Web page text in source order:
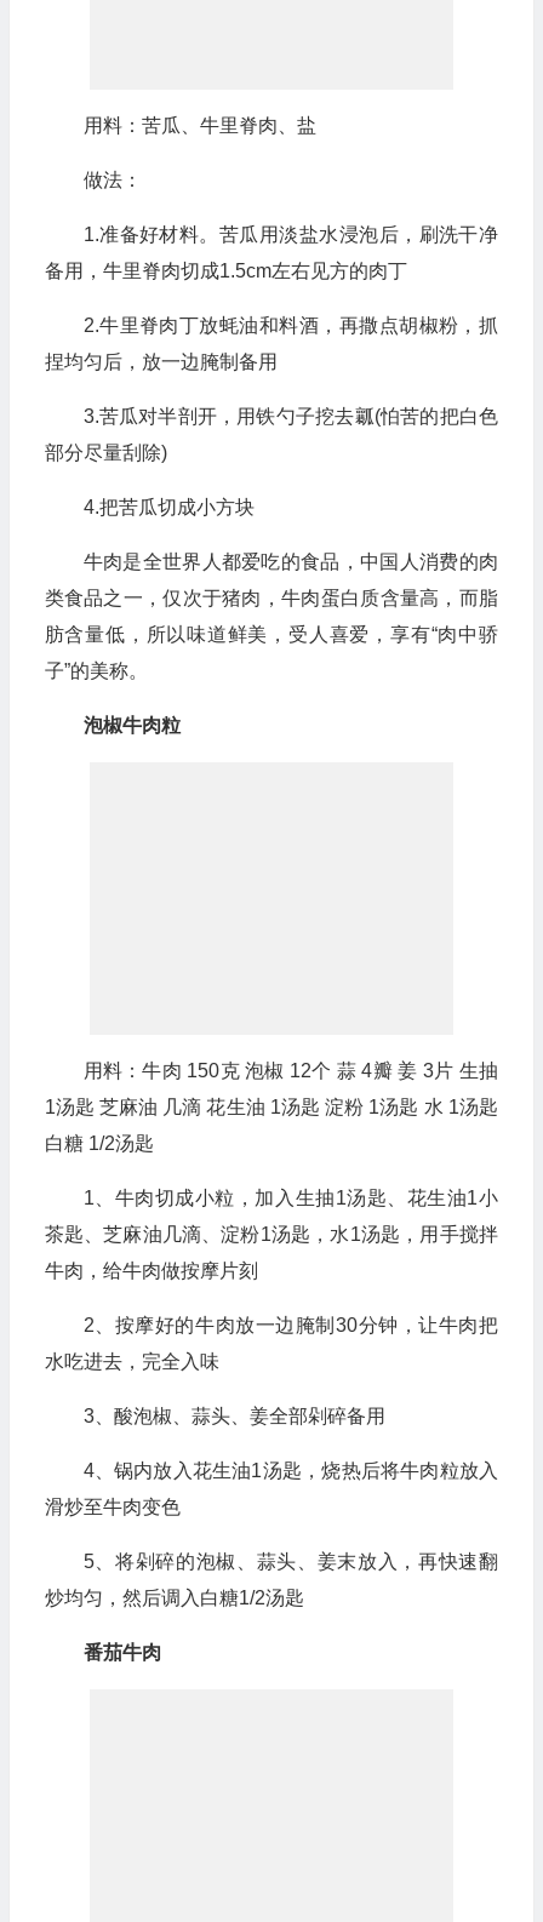
用料：苦瓜、牛里脊肉、盐
做法：
1.准备好材料。苦瓜用淡盐水浸泡后，刷洗干净
备用，牛里脊肉切成1.5cm左右见方的肉丁
2.牛里脊肉丁放蚝油和料酒，再撒点胡椒粉，抓
捏均匀后，放一边腌制备用
3.苦瓜对半剖开，用铁勺子挖去瓤(怕苦的把白色
部分尽量刮除)
4.把苦瓜切成小方块
牛肉是全世界人都爱吃的食品，中国人消费的肉
类食品之一，仅次于猪肉，牛肉蛋白质含量高，而脂
肪含量低，所以味道鲜美，受人喜爱，享有“肉中骄
子”的美称。
泡椒牛肉粒
用料：牛肉 150克 泡椒 12个 蒜 4瓣 姜 3片 生抽
1汤匙 芝麻油 几滴 花生油 1汤匙 淀粉 1汤匙 水 1汤匙
白糖 1/2汤匙
1、牛肉切成小粒，加入生抽1汤匙、花生油1小
茶匙、芝麻油几滴、淀粉1汤匙，水1汤匙，用手搅拌
牛肉，给牛肉做按摩片刻
2、按摩好的牛肉放一边腌制30分钟，让牛肉把
水吃进去，完全入味
3、酸泡椒、蒜头、姜全部剁碎备用
4、锅内放入花生油1汤匙，烧热后将牛肉粒放入
滑炒至牛肉变色
5、将剁碎的泡椒、蒜头、姜末放入，再快速翻
炒均匀，然后调入白糖1/2汤匙
番茄牛肉